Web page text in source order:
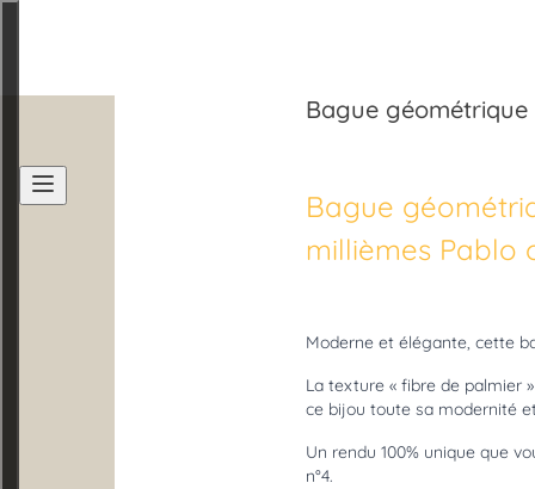
Bague
Bague
millièmes Pablo
Moderne et élégante, cette
La texture « fibre de palmier
ce bijou toute sa modernité
Un rendu 100% unique que
n°4.